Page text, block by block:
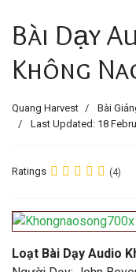
Bài Dạy
Không
Quang Harvest
Bài
Last Updated: 18
Ratings (4)
Loạt Bài Dạy Audio